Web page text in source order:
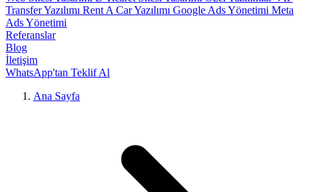
Transfer Yazılımı Rent A Car Yazılımı Google Ads Yönetimi Meta
Ads Yönetimi
Referanslar
Blog
İletişim
WhatsApp'tan Teklif Al
Ana Sayfa